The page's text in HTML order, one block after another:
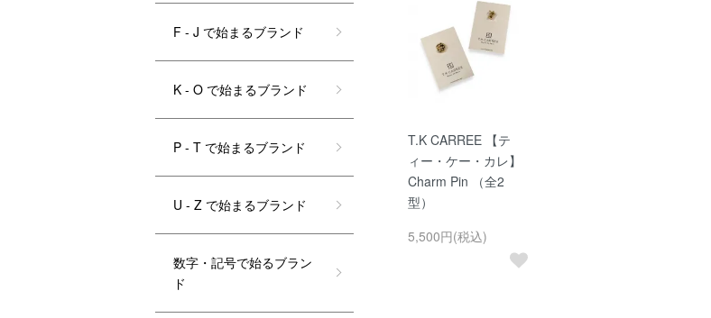
T.K CARREE 【テ
ィー・ケー・カレ】
Charm Pin （全2
型）
5,500円(税込)
F - J で始まるブランド
K - O で始まるブランド
P - T で始まるブランド
U - Z で始まるブランド
数字・記号で始るブラン
ド